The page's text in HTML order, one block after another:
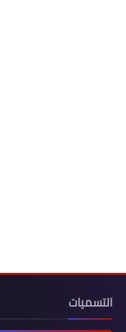
التسميات